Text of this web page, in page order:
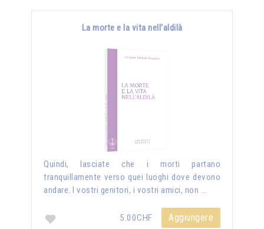
La morte e la vita nell'aldilà
Quindi, lasciate che i morti partano
tranquillamente verso quei luoghi dove devono
andare. I vostri genitori, i vostri amici, non …
5.00CHF Aggiungere